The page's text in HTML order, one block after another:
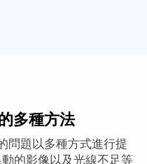
多種方法
問題以多種方式進行提
的影像以及光線不足等